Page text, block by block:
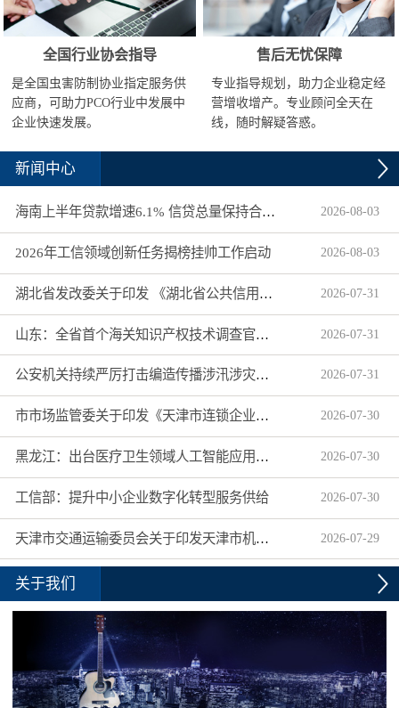
全国行业协会指导
是全国虫害防制协业指定服务供
应商，可助力PCO行业中发展中
企业快速发展。
售后无忧保障
专业指导规划，助力企业稳定经
营增收增产。专业顾问全天在
线，随时解疑答惑。
新闻中心
海南上半年贷款增速6.1% 信贷总量保持合理平稳增长 2026-08-03
2026年工信领域创新任务揭榜挂帅工作启动 2026-08-03
湖北省发改委关于印发 《湖北省公共信用信息目录（2026年版）》的通知 2026-07-31
山东：全省首个海关知识产权技术调查官制度落地济南自贸片区 2026-07-31
公安机关持续严厉打击编造传播涉汛涉灾网络谣言 2026-07-31
市市场监管委关于印发《天津市连锁企业食品经营许可“先证后核”信用承诺审批实施办法》的通知 2026-07-30
黑龙江：出台医疗卫生领域人工智能应用工作实施方案 2026-07-30
工信部：提升中小企业数字化转型服务供给 2026-07-30
天津市交通运输委员会关于印发天津市机动车驾驶员培训机构及教练员综合信用评价管理办法的通知 2026-07-29
关于我们